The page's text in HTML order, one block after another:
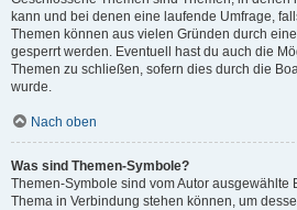
kann und bei denen eine laufende Umfrage,
Themen können aus vielen Gründen durch
gesperrt werden. Eventuell hast du auch die
Themen zu schließen, sofern dies durch die
wurde.
Nach oben
Was sind Themen-Symbole?
Themen-Symbole sind vom Autor ausgewählte
Thema in Verbindung stehen können, um